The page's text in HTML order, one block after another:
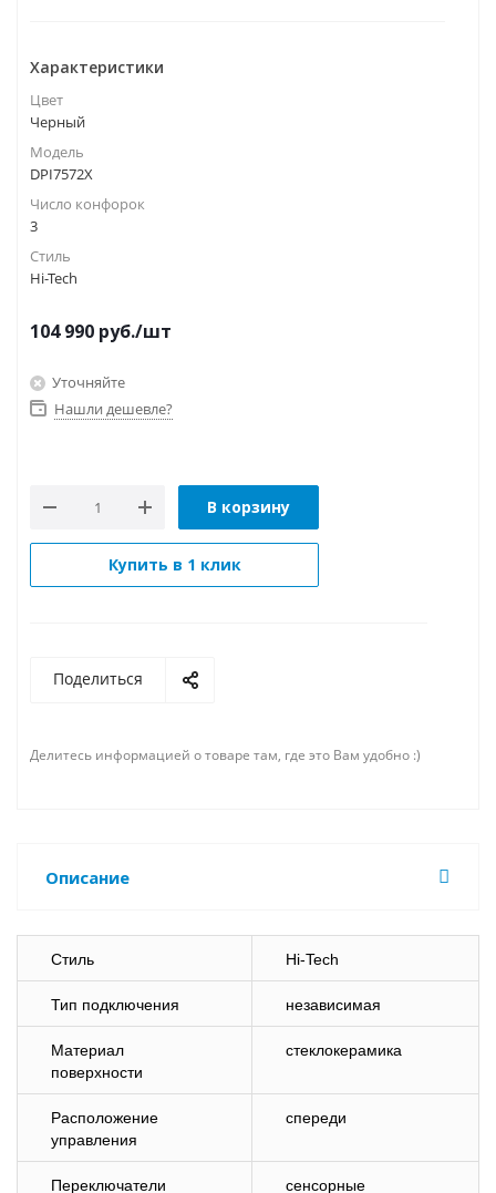
Характеристики
Цвет
Черный
Модель
DPI7572X
Число конфорок
3
Стиль
Hi-Tech
104 990 руб./шт
Уточняйте
Нашли дешевле?
В корзину
Купить в 1 клик
Поделиться
Делитесь информацией о товаре там, где это Вам удобно :)
Описание
Стиль Hi-Tech
Тип подключения независимая
Материал
поверхности
стеклокерамика
Расположение
управления
спереди
Переключатели сенсорные